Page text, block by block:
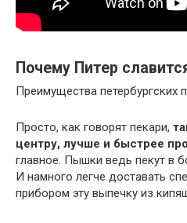
Почему Питер
Преимущества петербургских
Просто, как говорят пекари,
центру, лучше и быстрее
главное. Пышки ведь пекут в
И намного легче доставать
прибором эту выпечку из